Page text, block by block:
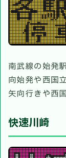
南武線の始発
向始発や西国
矢向行きや西
快速川崎